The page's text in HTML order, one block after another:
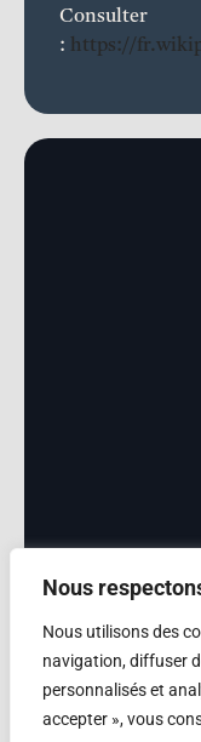
Nous
Nous utilisons des
navigation, diffuser
personnalisés et
accepter », vous
Consulter
: https://